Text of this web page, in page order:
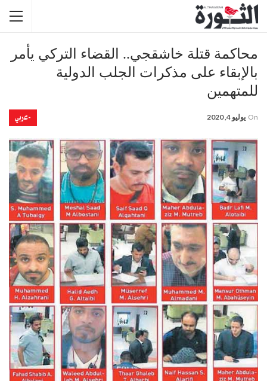
محاكمة قتلة خاشقجي.. القضاء التركي يأمر
بالإبقاء على مذكرات الجلب الدولية
للمتهمين
-عربي On يوليو 4, 2020